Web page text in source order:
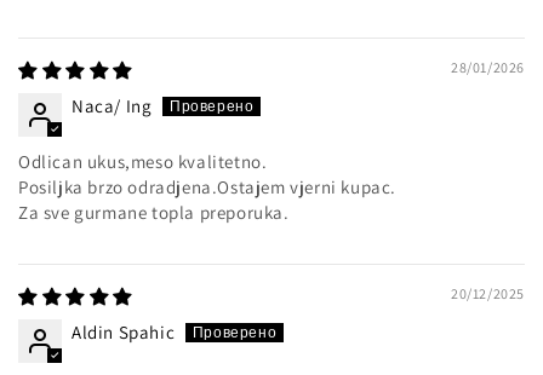
28/01/2026
Naca/ Ing
Odlican ukus,meso kvalitetno.
Posiljka brzo odradjena.Ostajem vjerni kupac.
Za sve gurmane topla preporuka.
20/12/2025
Aldin Spahic